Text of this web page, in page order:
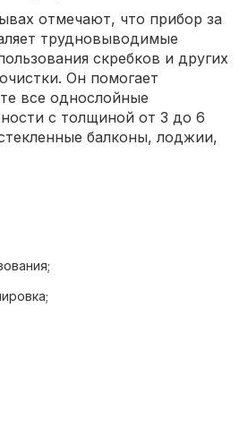
отмечают, что прибор за
трудновыводимые
скребков и других
Он помогает
все однослойные
с толщиной от 3 до 6
балконы, лоджии,